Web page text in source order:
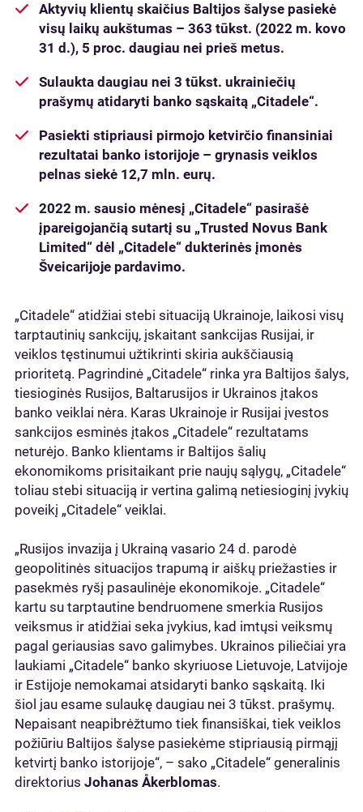
Aktyvių klientų skaičius Baltijos šalyse pasiekė
visų laikų aukštumas – 363 tūkst. (2022 m. kovo
31 d.), 5 proc. daugiau nei prieš metus.
Sulaukta daugiau nei 3 tūkst. ukrainiečių
prašymų atidaryti banko sąskaitą „Citadele“.
Pasiekti stipriausi pirmojo ketvirčio finansiniai
rezultatai banko istorijoje – grynasis veiklos
pelnas siekė 12,7 mln. eurų.
2022 m. sausio mėnesį „Citadele“ pasirašė
įpareigojančią sutartį su „Trusted Novus Bank
Limited“ dėl „Citadele“ dukterinės įmonės
Šveicarijoje pardavimo.
„Citadele“ atidžiai stebi situaciją Ukrainoje, laikosi visų
tarptautinių sankcijų, įskaitant sankcijas Rusijai, ir
veiklos tęstinumui užtikrinti skiria aukščiausią
prioritetą. Pagrindinė „Citadele“ rinka yra Baltijos šalys,
tiesioginės Rusijos, Baltarusijos ir Ukrainos įtakos
banko veiklai nėra. Karas Ukrainoje ir Rusijai įvestos
sankcijos esminės įtakos „Citadele“ rezultatams
neturėjo. Banko klientams ir Baltijos šalių
ekonomikoms prisitaikant prie naujų sąlygų, „Citadele“
toliau stebi situaciją ir vertina galimą netiesioginį įvykių
poveikį „Citadele“ veiklai.
„Rusijos invazija į Ukrainą vasario 24 d. parodė
geopolitinės situacijos trapumą ir aiškų priežasties ir
pasekmės ryšį pasaulinėje ekonomikoje. „Citadele“
kartu su tarptautine bendruomene smerkia Rusijos
veiksmus ir atidžiai seka įvykius, kad imtųsi veiksmų
pagal geriausias savo galimybes. Ukrainos piliečiai yra
laukiami „Citadele“ banko skyriuose Lietuvoje, Latvijoje
ir Estijoje nemokamai atsidaryti banko sąskaitą. Iki
šiol jau esame sulaukę daugiau nei 3 tūkst. prašymų.
Nepaisant neapibrėžtumo tiek finansiškai, tiek veiklos
požiūriu Baltijos šalyse pasiekėme stipriausią pirmąjį
ketvirtį banko istorijoje“, – sako „Citadele“ generalinis
direktorius Johanas Åkerblomas.